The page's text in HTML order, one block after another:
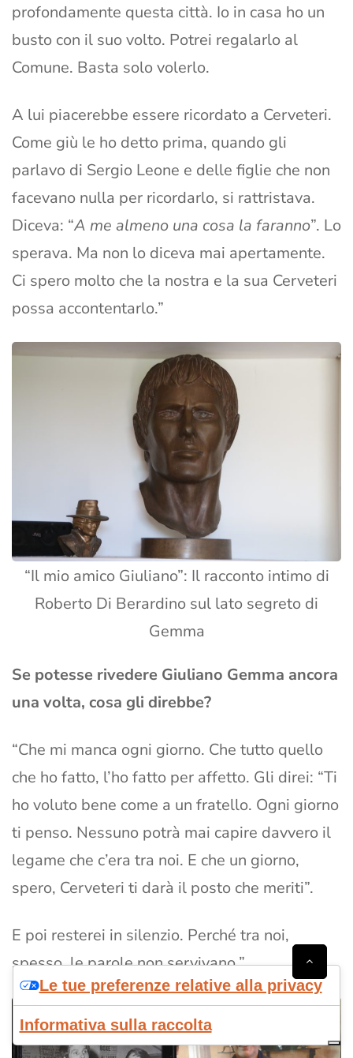
profondamente questa città. Io in casa ho un
busto con il suo volto. Potrei regalarlo al
Comune. Basta solo volerlo.
A lui piacerebbe essere ricordato a Cerveteri.
Come giù le ho detto prima, quando gli
parlavo di Sergio Leone e delle figlie che non
facevano nulla per ricordarlo, si rattristava.
Diceva: “A me almeno una cosa la faranno”. Lo
sperava. Ma non lo diceva mai apertamente.
Ci spero molto che la nostra e la sua Cerveteri
possa accontentarlo.”
“Il mio amico Giuliano”: Il racconto intimo di
Roberto Di Berardino sul lato segreto di
Gemma
Se potesse rivedere Giuliano Gemma ancora
una volta, cosa gli direbbe?
“Che mi manca ogni giorno. Che tutto quello
che ho fatto, l’ho fatto per affetto. Gli direi: “Ti
ho voluto bene come a un fratello. Ogni giorno
ti penso. Nessuno potrà mai capire davvero il
legame che c’era tra noi. E che un giorno,
spero, Cerveteri ti darà il posto che meriti”.
E poi resterei in silenzio. Perché tra noi,
spesso, le parole non servivano.”
Le tue preferenze relative alla privacy
Informativa sulla raccolta